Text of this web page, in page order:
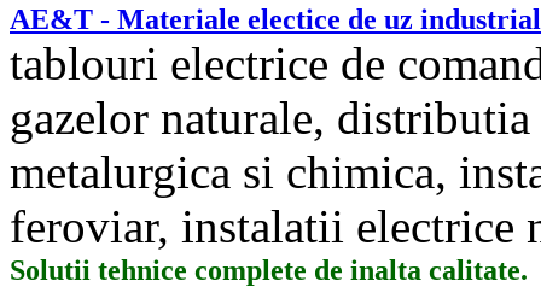
AE&T - Materiale electice de uz industrial
tablouri electrice de
gazelor naturale,
metalurgica si chimica,
feroviar, instalatii electrice
Solutii tehnice complete de inalta calitate.